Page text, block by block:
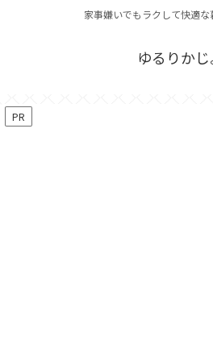
家事嫌いでもラクして快適
ゆるりかじ
PR